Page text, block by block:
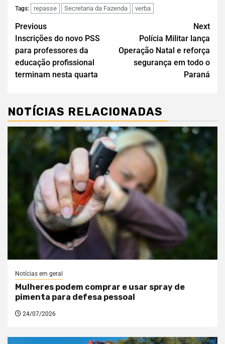
Tags: repasse Secretaria da Fazenda verba
Previous
Inscrições do novo PSS
para professores da
educação profissional
terminam nesta quarta
Next
Polícia Militar lança
Operação Natal e reforça
segurança em todo o
Paraná
NOTÍCIAS RELACIONADAS
Notícias em geral
Mulheres podem comprar e usar spray de
pimenta para defesa pessoal
24/07/2026